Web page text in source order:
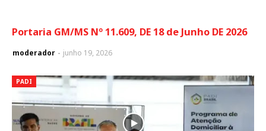
Portaria GM/MS Nº 11.609, DE 18 de Junho DE 2026
moderador junho 19, 2026
PADI